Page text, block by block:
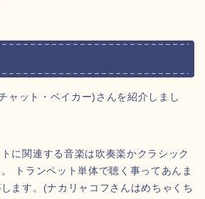
ャット・ベイカー)さんを紹介しまし
に関連する音楽は吹奏楽かクラシック
トランペット単体で聴く事ってあんま
ます。(ナカリャコフさんはめちゃくち